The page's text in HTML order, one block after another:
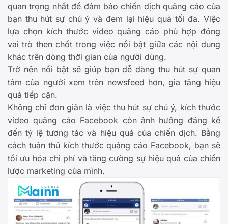
quan trọng nhất để đảm bảo chiến dịch quảng cáo của
bạn thu hút sự chú ý và đem lại hiệu quả tối đa. Việc
lựa chọn kích thước video quảng cáo phù hợp đóng
vai trò then chốt trong việc nổi bật giữa các nội dung
khác trên dòng thời gian của người dùng.
Trở nên nổi bật sẽ giúp bạn dễ dàng thu hút sự quan
tâm của người xem trên newsfeed hơn, gia tăng hiệu
quả tiếp cận.
Không chỉ đơn giản là việc thu hút sự chú ý, kích thước
video quảng cáo Facebook còn ảnh hưởng đáng kể
đến tỷ lệ tương tác và hiệu quả của chiến dịch. Bằng
cách tuân thủ kích thước quảng cáo Facebook, bạn sẽ
tối ưu hóa chi phí và tăng cường sự hiệu quả của chiến
lược marketing của mình.